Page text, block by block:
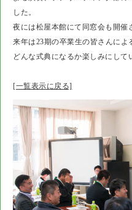
した。
夜には松屋本館にて同窓会も開催
来年は23期の卒業生の皆さんによ
どんな式典になるか楽しみにして
[一覧表示に戻る]